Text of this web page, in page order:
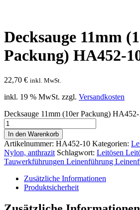
Decksauge 11mm
Packung) HA452-
22,70 € inkl. MwSt.
inkl. 19 % MwSt. zzgl. Versandkosten
Decksauge 11mm (10er Packung)
In den Warenkorb
Artikelnummer: HA452-10 Kategorien:
Nylon, anthrazit Schlagwort: Leitösen
Tauwerkführungen Leinenführung
Zusätzliche Informationen
Produktsicherheit